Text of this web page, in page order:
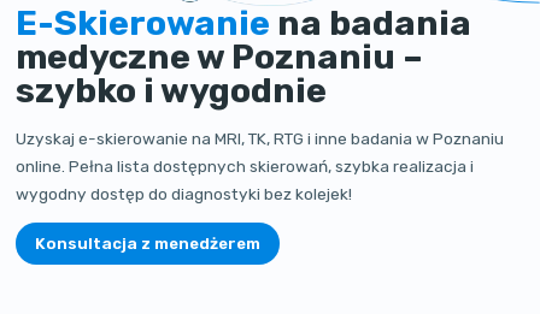
E-Skierowanie na badania
medyczne w Poznaniu –
szybko i wygodnie
Uzyskaj e-skierowanie na MRI, TK, RTG i inne badania w Poznaniu
online. Pełna lista dostępnych skierowań, szybka realizacja i
wygodny dostęp do diagnostyki bez kolejek!
Konsultacja z menedżerem